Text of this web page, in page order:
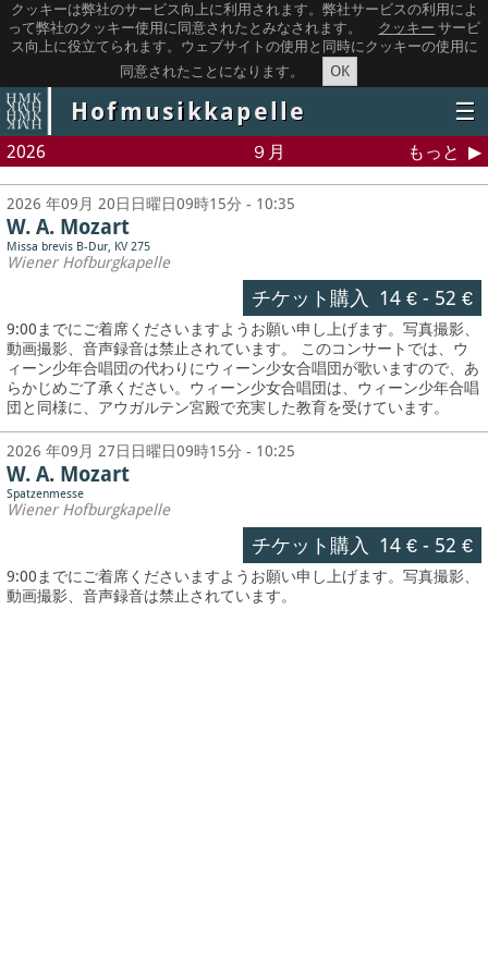
クッキーは弊社のサービス向上に利用されます。弊社サービスの利用によ
って弊社のクッキー使用に同意されたとみなされます。
クッキー サービ
ス向上に役立てられます。ウェブサイトの使用と同時にクッキーの使用に
同意されたことになります。
OK
Hofmusikkapelle ☰
2026 ９月 もっと
2026 年09月 20日日曜日09時15分 - 10:35
W. A. Mozart
Missa brevis B-Dur, KV 275
Wiener Hofburgkapelle
チケット購入 14 €- 52 €
9:00までにご着席くださいますようお願い申し上げます。写真撮影、
動画撮影、音声録音は禁止されています。 このコンサートでは、ウ
ィーン少年合唱団の代わりにウィーン少女合唱団が歌いますので、あ
らかじめご了承ください。ウィーン少女合唱団は、ウィーン少年合唱
団と同様に、アウガルテン宮殿で充実した教育を受けています。
2026 年09月 27日日曜日09時15分 - 10:25
W. A. Mozart
Spatzenmesse
Wiener Hofburgkapelle
チケット購入 14 €- 52 €
9:00までにご着席くださいますようお願い申し上げます。写真撮影、
動画撮影、音声録音は禁止されています。